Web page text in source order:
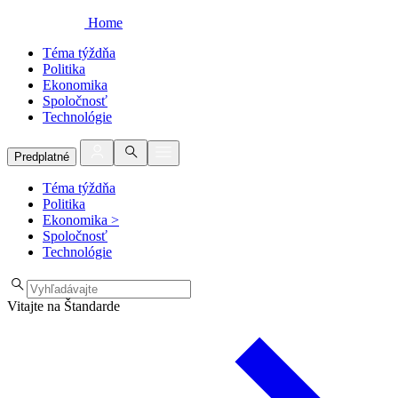
Home
Téma týždňa
Politika
Ekonomika
Spoločnosť
Technológie
Predplatné
Téma týždňa
Politika
Ekonomika >
Spoločnosť
Technológie
Vitajte na Štandarde